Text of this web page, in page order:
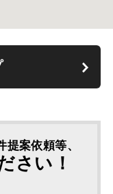
案依頼等、
さい！